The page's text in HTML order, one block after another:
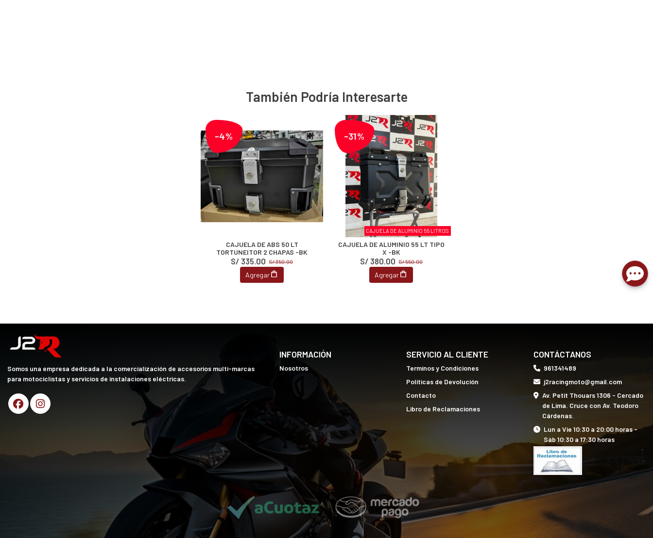
También Podría Interesarte
-4%
CAJUELA DE ABS 50 LT
TORTUNEITOR 2 CHAPAS -BK
S/ 350.00
S/ 335.00
Agregar
-31%
CAJUELA DE ALUMINIO 55 LITROS
CAJUELA DE ALUMINIO 55 LT TIPO
X -BK
S/ 550.00
S/ 380.00
Agregar
Somos una empresa dedicada a la comercialización de accesorios multi-marcas
para motociclistas y servicios de instalaciones eléctricas.
INFORMACIÓN
Nosotros
SERVICIO AL CLIENTE
Terminos y Condiciones
Políticas de Devolución
Contacto
Libro de Reclamaciones
CONTÁCTANOS
961341489
j2racingmoto@gmail.com
Av. Petit Thouars 1306 - Cercado
de Lima. Cruce con Av. Teodoro
Cárdenas.
Lun a Vie 10:30 a 20:00 horas -
Sáb 10:30 a 17:30 horas